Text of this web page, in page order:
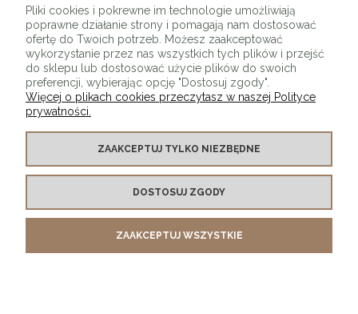
KONTAKT Z NAMI
MOJE KONTO
Pliki cookies i pokrewne im technologie umożliwiają
poprawne działanie strony i pomagają nam dostosować
ofertę do Twoich potrzeb. Możesz zaakceptować
wykorzystanie przez nas wszystkich tych plików i przejść
do sklepu lub dostosować użycie plików do swoich
preferencji, wybierając opcję "Dostosuj zgody".
Więcej o plikach cookies przeczytasz w naszej Polityce
prywatności.
ZAAKCEPTUJ TYLKO NIEZBĘDNE
DOSTOSUJ ZGODY
ZAAKCEPTUJ WSZYSTKIE